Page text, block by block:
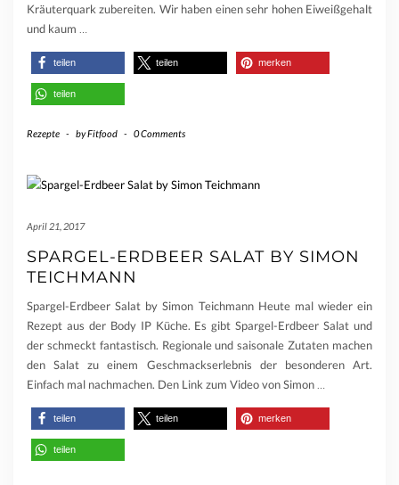
Kräuterquark zubereiten. Wir haben einen sehr hohen Eiweißgehalt
und kaum
teilen teilen merken
teilen
Rezepte - byFitfood - 0 Comments
April 21, 2017
SPARGEL-ERDBEER SALAT BY SIMON
TEICHMANN
Spargel-Erdbeer Salat by Simon Teichmann Heute mal wieder ein
Rezept aus der Body IP Küche. Es gibt Spargel-Erdbeer Salat und
der schmeckt fantastisch. Regionale und saisonale Zutaten machen
den Salat zu einem Geschmackserlebnis der besonderen Art.
Einfach mal nachmachen. Den Link zum Video von Simon
teilen teilen merken
teilen